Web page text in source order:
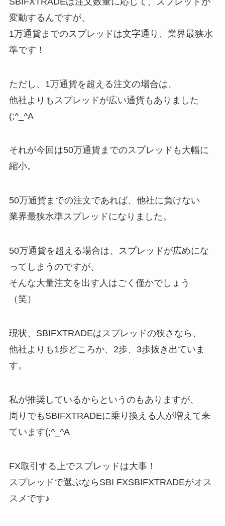
変動するんですが、
1万通貨までのスプレッドは文字通り、業界最狭水
準です！
ただし、1万通貨を超える注文の場合は、
他社よりもスプレッドが広い通貨もありました
(;^_^A
それが今回は50万通貨までのスプレッドも大幅に
縮小。
50万通貨までの注文であれば、他社に負けない
業界最狭水準スプレッドになりました。
50万通貨を超える場合は、スプレッドが広めにな
ってしまうのですが、
そんな大量注文を出す人はごく僅かでしょう
（笑）
現状、SBIFXTRADEはスプレッドの狭さなら、
他社よりも1歩どころか、2歩、3歩抜き出ていま
す。
私が推奨しているからというのもありますが、
周りでもSBIFXTRADEに乗り換える人が増えて来
ています(;^_^A
FX取引する上でスプレッドは大事！
スプレッドで選ぶならSBI FXSBIFXTRADEがオス
スメです♪